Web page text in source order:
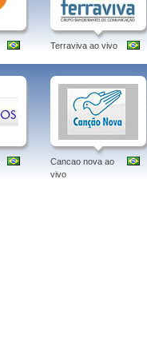
Terraviva ao vivo
Cancao nova ao
vivo